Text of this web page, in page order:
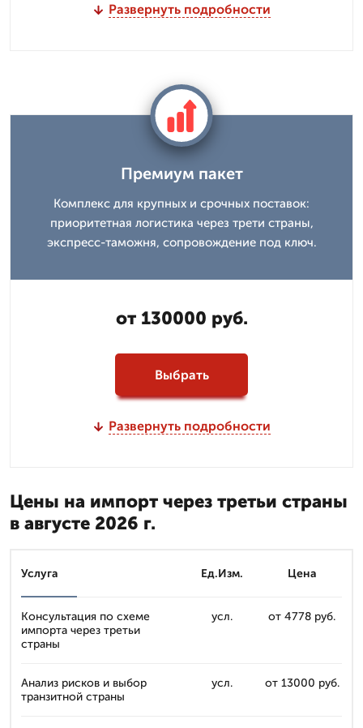
Развернуть подробности
Премиум пакет
Комплекс для крупных и срочных поставок:
приоритетная логистика через трети страны,
экспресс-таможня, сопровождение под ключ.
от 130000 руб.
Выбрать
Развернуть подробности
Цены на импорт через третьи страны
в августе 2026 г.
Услуга Ед.Изм. Цена
Консультация по схеме
импорта через третьи
страны
усл. от 4778 руб.
Анализ рисков и выбор
транзитной страны
усл. от 13000 руб.